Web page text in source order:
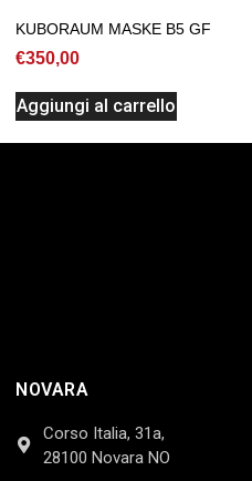
KUBORAUM MASKE B5 GF
€350,00
Aggiungi al carrello
NOVARA
Corso Italia, 31a,
28100 Novara NO